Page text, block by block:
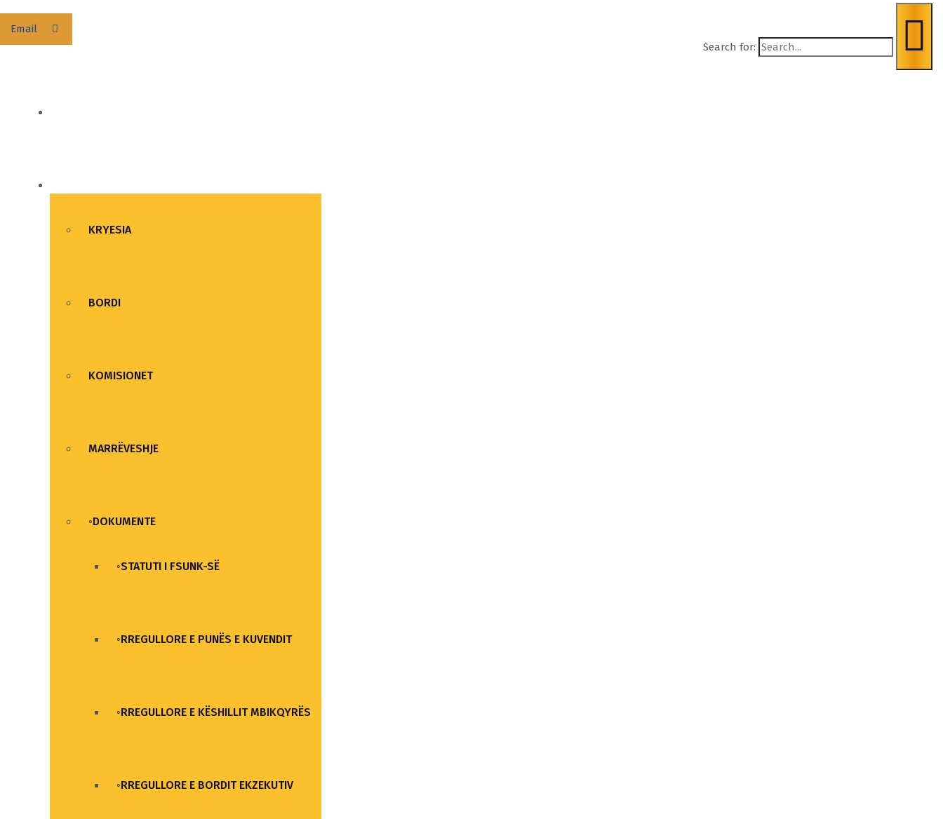
Search for:
KRYESIA
BORDI
KOMISIONET
MARRËVESHJE
◦DOKUMENTE
◦STATUTI I FSUNK-SË
◦RREGULLORE E PUNËS E KUVENDIT
◦RREGULLORE E KËSHILLIT MBIKQYRËS
◦RREGULLORE E BORDIT EKZEKUTIV
Email